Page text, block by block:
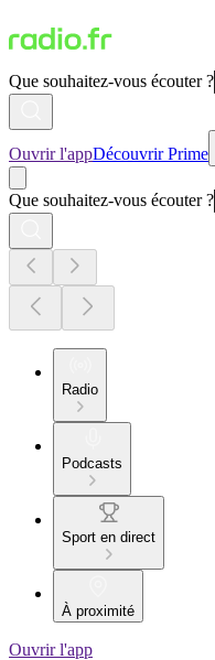
Que souhaitez-vous écouter ?
Ouvrir l'appDécouvrir Prime
Que souhaitez-vous écouter ?
Radio
Podcasts
Sport en direct
À proximité
Ouvrir l'app